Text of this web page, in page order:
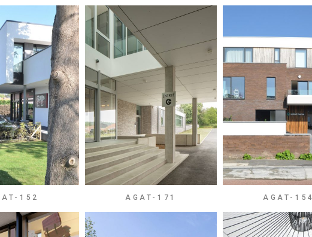
152 AGAT-171 AGAT-154